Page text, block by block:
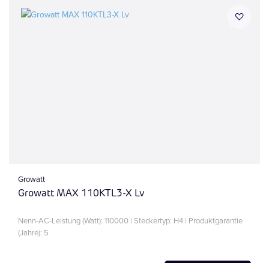
Growatt
Growatt MAX 110KTL3-X Lv
Nenn-AC-Leistung (Watt): 110000 | Steckertyp: H4 | Produktgarantie
(Jahre): 5